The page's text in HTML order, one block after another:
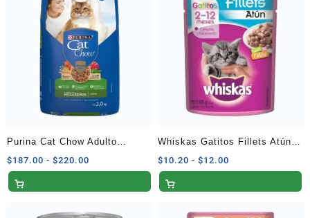
Purina Cat Chow Adulto
Hogareño Sabor Carne 3 Kg
$187.00 - $220.00
de
Whiskas Gatitos Fillets Atún
85g
$10.20 - $12.00
de